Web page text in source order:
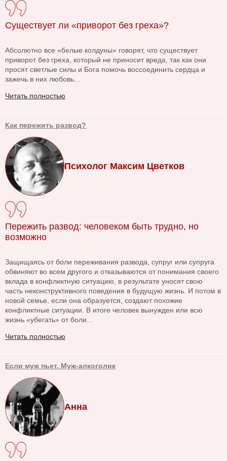
Существует ли «приворот без греха»?
Абсолютно все «белые колдуны» говорят, что существует
приворот без греха, который не приносит вреда, так как они
просят светлые силы и Бога помочь воссоединить сердца и
зажечь в них любовь...
Читать полностью
Как пережить развод?
Психолог Максим Цветков
Пережить развод: человеком быть трудно, но
возможно
Защищаясь от боли переживания развода, супруг или супруга
обвиняют во всем другого и отказываются от понимания своего
вклада в конфликтную ситуацию, в результате уносят свою
часть неконструктивного поведения в будущую жизнь. И потом в
новой семье, если она образуется, создают похожие
конфликтные ситуации. В итоге человек вынужден или всю
жизнь «убегать» от боли...
Читать полностью
Если муж пьет. Муж-алкоголик
Анна